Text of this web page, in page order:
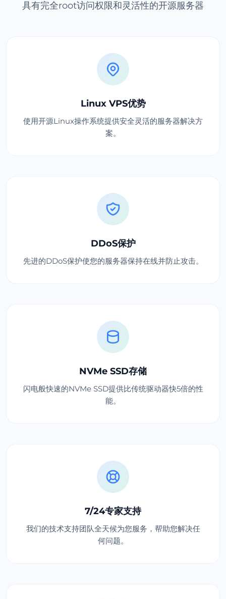
具有完全root访问权限和灵活性的开源服务器
Linux VPS优势
使用开源Linux操作系统提供安全灵活的服务器解决方
案。
DDoS保护
先进的DDoS保护使您的服务器保持在线并防止攻击。
NVMe SSD存储
闪电般快速的NVMe SSD提供比传统驱动器快5倍的性
能。
7/24专家支持
我们的技术支持团队全天候为您服务，帮助您解决任
何问题。